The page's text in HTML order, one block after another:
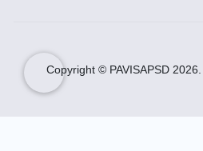
Copyright © PAVISAPSD 2026